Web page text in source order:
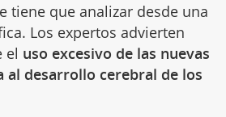
tiene que analizar desde una
Los expertos advierten
el uso excesivo de las nuevas
al desarrollo cerebral de los